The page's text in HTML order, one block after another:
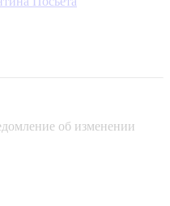
об изменении